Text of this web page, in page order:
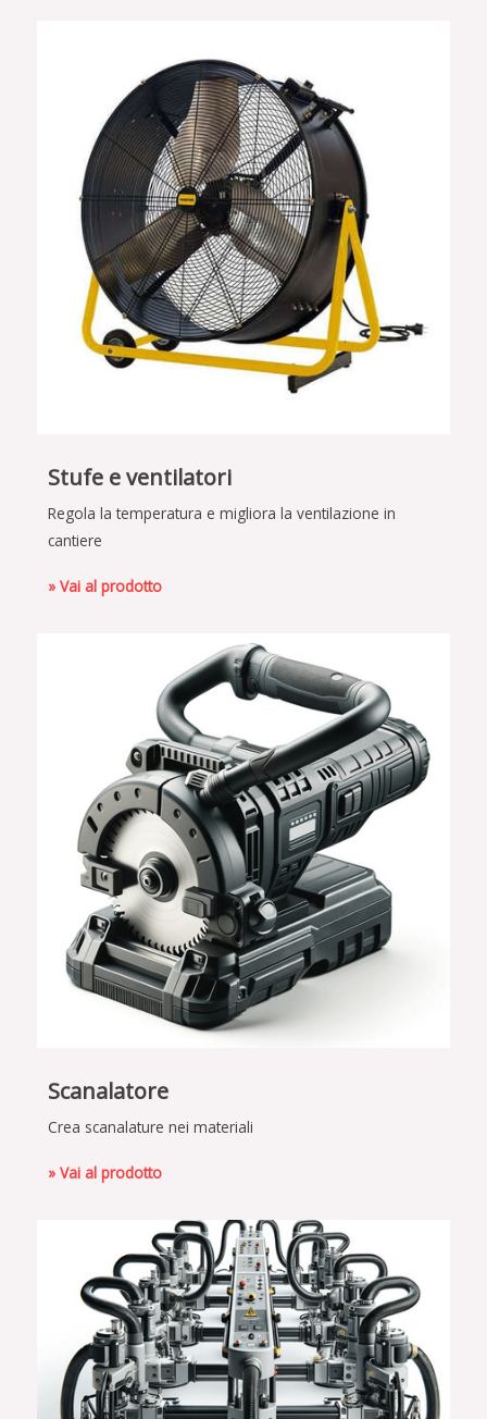
Stufe e ventilatori
Regola la temperatura e migliora la ventilazione in
cantiere
» Vai al prodotto
Scanalatore
Crea scanalature nei materiali
» Vai al prodotto